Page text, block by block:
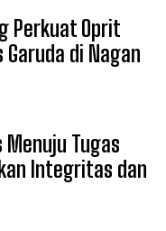
Perkuat Oprit
di Nagan
Menuju Tugas
Integritas dan